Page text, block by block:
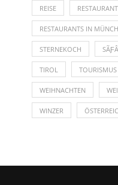
REISE RESTAURANT
RESTAURANTS IN
STERNEKOCH
TIROL TOURISMUS
WEIHNACHTEN
WINZER